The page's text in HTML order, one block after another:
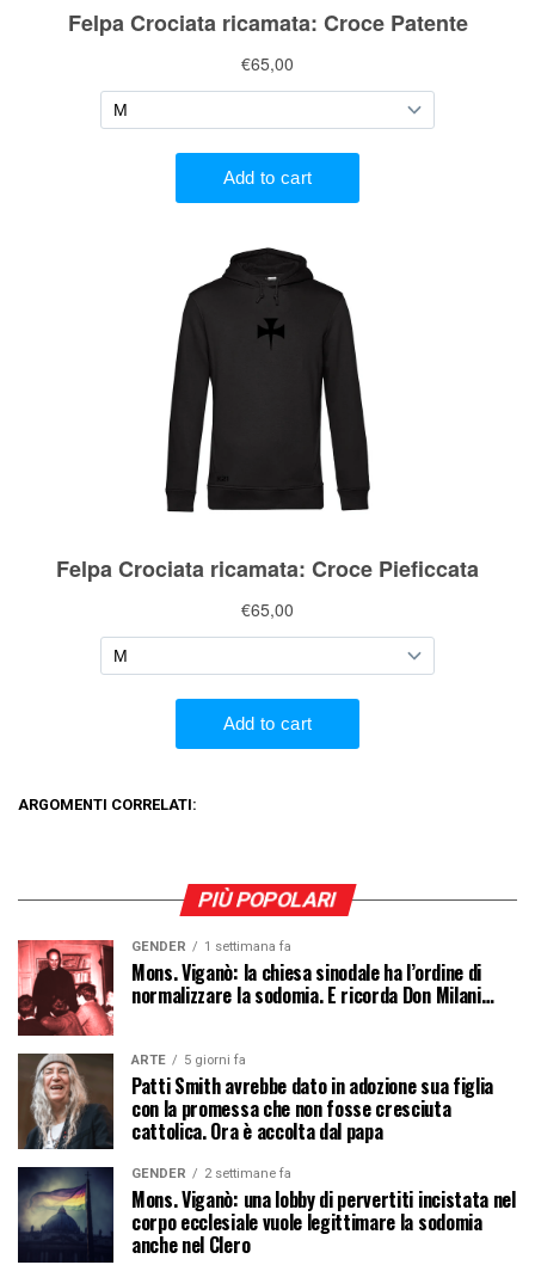
ARGOMENTI CORRELATI:
PIÙ POPOLARI
GENDER 1 settimana fa
Mons. Viganò: la chiesa sinodale ha l’ordine di
normalizzare la sodomia. E ricorda Don Milani…
ARTE 5 giorni fa
Patti Smith avrebbe dato in adozione sua figlia
con la promessa che non fosse cresciuta
cattolica. Ora è accolta dal papa
GENDER 2 settimane fa
Mons. Viganò: una lobby di pervertiti incistata nel
corpo ecclesiale vuole legittimare la sodomia
anche nel Clero